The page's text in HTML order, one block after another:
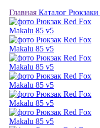
Главная Каталог Рюкзаки